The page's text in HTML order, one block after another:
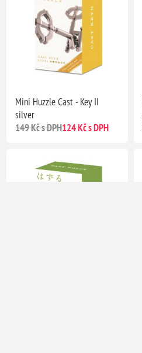
Mini Huzzle Cast - Key II
silver
149 Kč s DPH124 Kč s DPH